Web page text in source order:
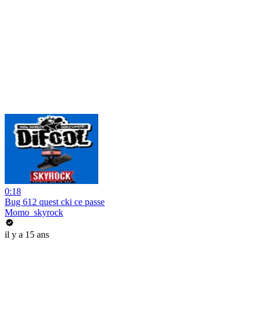
0:18
Bug 612 quest cki ce passe
Momo_skyrock
il y a 15 ans